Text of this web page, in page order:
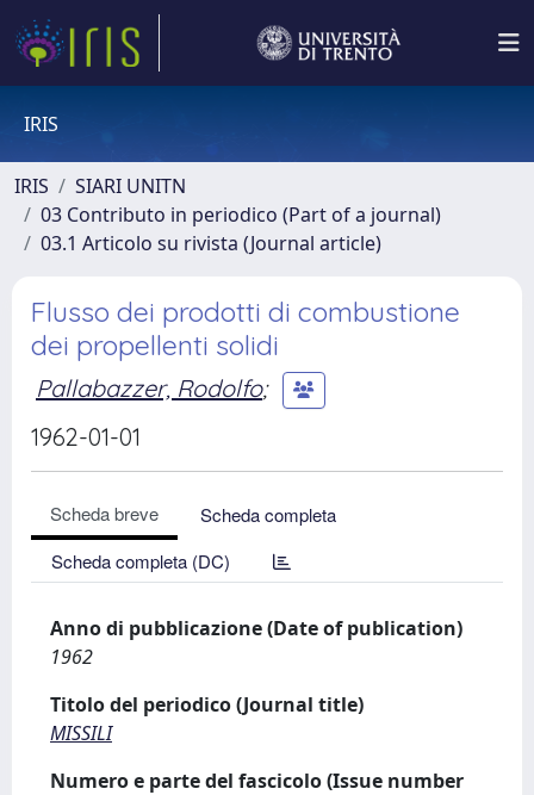
IRIS
IRIS
SIARI UNITN
03 Contributo in periodico (Part of a journal)
03.1 Articolo su rivista (Journal article)
Flusso dei prodotti di combustione
dei propellenti solidi
Pallabazzer, Rodolfo;
1962-01-01
Scheda breve
Scheda completa
Scheda completa (DC)
Anno di pubblicazione (Date of publication)
1962
Titolo del periodico (Journal title)
MISSILI
Numero e parte del fascicolo (Issue number